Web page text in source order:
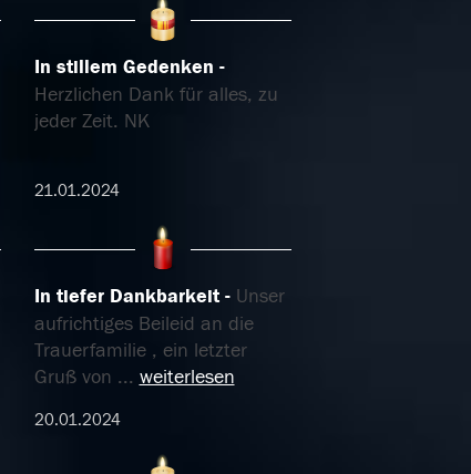
In stillem Gedenken
Herzlichen Dank für alles, zu
jeder Zeit. NK
21.01.2024
In tiefer Dankbarkeit
Unser
aufrichtiges Beileid an die
Trauerfamilie , ein letzter
Gruß von ... weiterlesen
20.01.2024